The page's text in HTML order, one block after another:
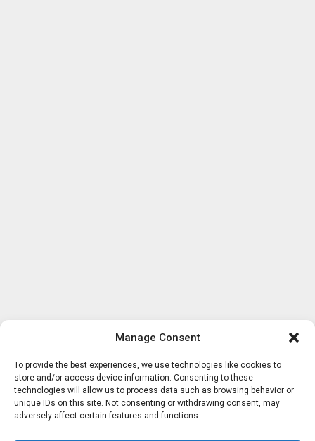
Manage Consent
To provide the best experiences, we use technologies like cookies to
store and/or access device information. Consenting to these
technologies will allow us to process data such as browsing behavior or
unique IDs on this site. Not consenting or withdrawing consent, may
adversely affect certain features and functions.